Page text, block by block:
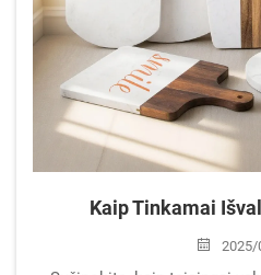
Kaip Tinkamai
2025/